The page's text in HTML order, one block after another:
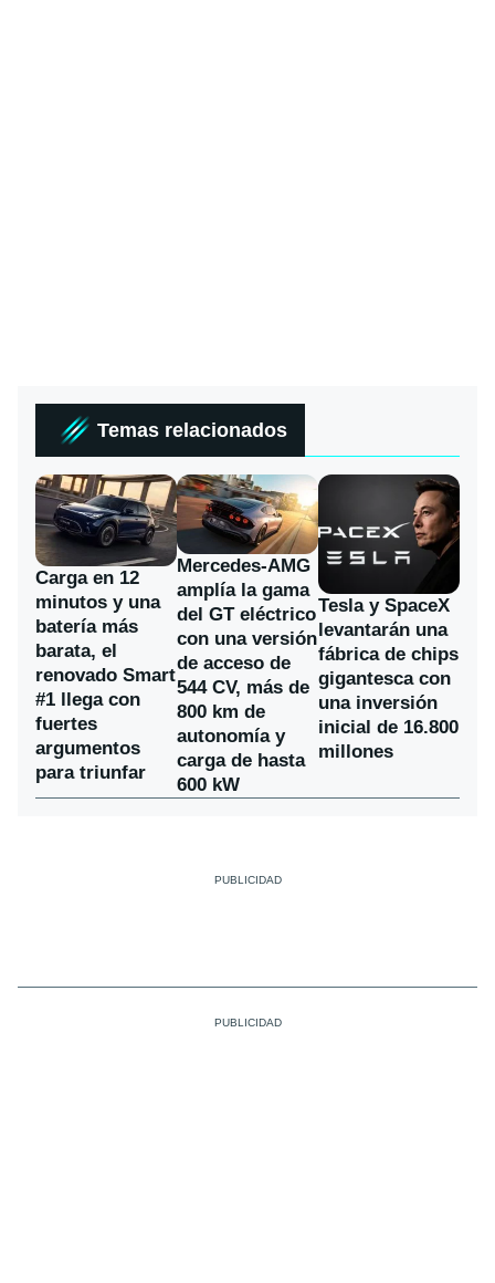
Temas relacionados
Carga en 12
minutos y una
batería más
barata, el
renovado Smart
#1 llega con
fuertes
argumentos
para triunfar
Mercedes-AMG
amplía la gama
del GT eléctrico
con una versión
de acceso de
544 CV, más de
800 km de
autonomía y
carga de hasta
600 kW
Tesla y SpaceX
levantarán una
fábrica de chips
gigantesca con
una inversión
inicial de 16.800
millones